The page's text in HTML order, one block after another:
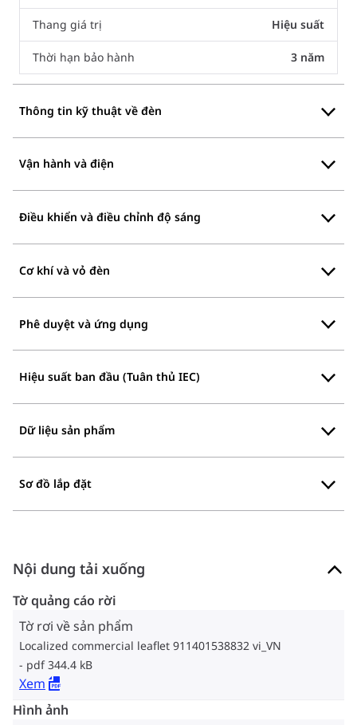
Thang giá trị Hiệu suất
Thời hạn bảo hành 3 năm
Thông tin kỹ thuật về đèn
Vận hành và điện
Điều khiển và điều chỉnh độ sáng
Cơ khí và vỏ đèn
Phê duyệt và ứng dụng
Hiệu suất ban đầu (Tuân thủ IEC)
Dữ liệu sản phẩm
Sơ đồ lắp đặt
Nội dung tải xuống
Tờ quảng cáo rời
Tờ rơi về sản phẩm
Localized commercial leaflet 911401538832 vi_VN
pdf 344.4 kB
Xem
Hình ảnh